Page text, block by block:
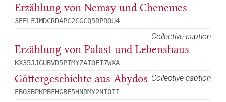
Erzählung von Nemay und Chenemes
3EELFJMDCRDAPC2CGCQ5RPROU4
Collective caption
Erzählung von Palast und Lebenshaus
KX35JJGUBVD5PIMYZAIOEI7WXA
Collective caption
Göttergeschichte aus Abydos
EBO3BPKPBFHGBE5HNRMY2NIOII